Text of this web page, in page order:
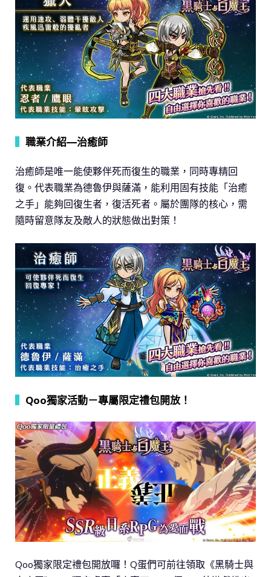
職業介紹—治癒師
治癒師是唯一能使夥伴死而復生的職業，同時專精回
復。代表職業為德魯伊與薩滿，能利用固有技能「治癒
之手」能夠回復生者，復活死者。屬於團隊的核心，需
隨時留意隊友及敵人的狀態做出對策！
Qoo獨家活動－專屬限定禮包開放！
Qoo獨家限定禮包開放囉！Q蛋們可前往領取《黑騎士與